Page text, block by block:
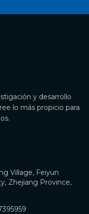
y desarrollo
lo más propicio para
Village, Feiyun
Zhejiang Province,